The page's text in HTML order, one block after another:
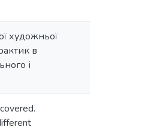
художньої
в
і